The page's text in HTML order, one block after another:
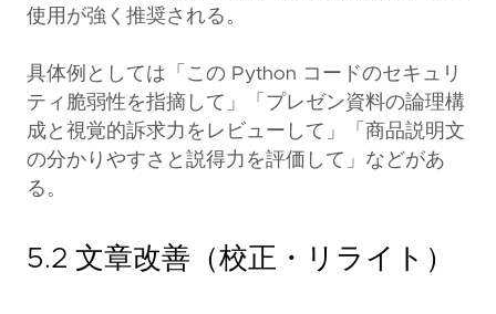
使用が強く推奨される。
具体例としては「この Python コードのセキュリ
ティ脆弱性を指摘して」「プレゼン資料の論理構
成と視覚的訴求力をレビューして」「商品説明文
の分かりやすさと説得力を評価して」などがあ
る。
5.2 文章改善（校正・リライト）